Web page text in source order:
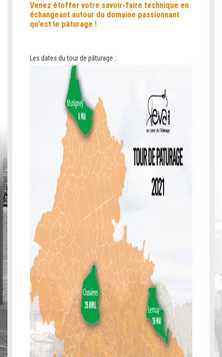
Venez étoffer votre savoir-faire technique en
échangeant autour du domaine passionnant
qu’est le pâturage !
Les dates du tour de pâturage :